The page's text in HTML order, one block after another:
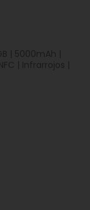
| 5000mAh |
| Infrarrojos |